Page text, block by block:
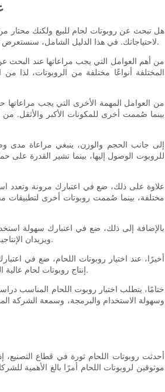
هل تبحث عن روبوتات لحام للبيع ولكنك محتار
لاحتياجاتك. في هذا الدليل الشامل، سنستعرض أهم العوامل التي يجب مراعاتها عند اختيار روبوتات اللحام، لمساعدتك على اتخاذ قرار مدروس.
من أهم العوامل التي يجب مراعاتها عند البحث
المختلفة أنواعًا مختلفة من الروبوتات، لذا
من العوامل المهمة الأخرى التي يجب
بينما صُممت أخرى للمكونات الأكبر والأثقل.
إلى جانب الحجم والوزن، ينبغي مراعاة مدى
للروبوت الوصول إليها، بينما تشير القدرة
علاوة على ذلك، ضع في اعتبارك مرونة وتعدد
مختلفة، بينما صُممت روبوتات أخرى لتطبيقات
بالإضافة إلى ذلك، ضع في اعتبارك سهولة
ويزيدان الإنتاجية. ابحث عن روبوت لحام يتميز بخصائص برمجة بديهية وسهولة الصيانة لضمان التشغيل السلس.
أخيرًا، عند اختيار روبوتات اللحام، ضع في
إنتاج روبوتات لحام عالية الجودة. بالإضافة إلى ذلك، تأكد من توفر قطع الغيار والدعم الفني لضمان حل أي مشكلة بسرعة.
ختامًا، يتطلب اختيار روبوت اللحام المناسب
وسهولة الاستخدام والبرمجة، وسمعة الشركة
أحدثت روبوتات اللحام ثورة في قطاع التصنيع،
موثوقين لروبوتات اللحام أمرًا بالغ الأهمية